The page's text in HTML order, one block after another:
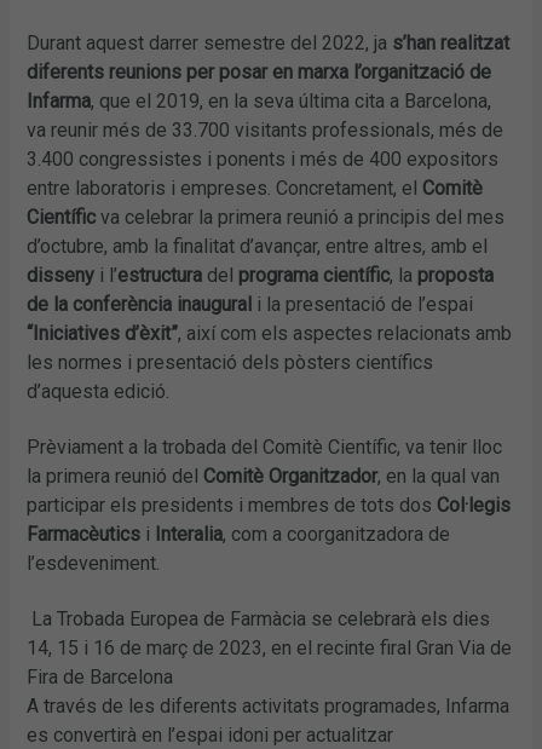
Durant aquest darrer semestre del 2022, ja s’han realitzat
diferents reunions per posar en marxa l’organització de
Infarma, que el 2019, en la seva última cita a Barcelona,
va reunir més de 33.700 visitants professionals, més de
3.400 congressistes i ponents i més de 400 expositors
entre laboratoris i empreses. Concretament, el Comitè
Científic va celebrar la primera reunió a principis del mes
d’octubre, amb la finalitat d’avançar, entre altres, amb el
disseny i l’estructura del programa científic, la proposta
de la conferència inaugural i la presentació de l’espai
“Iniciatives d’èxit”, així com els aspectes relacionats amb
les normes i presentació dels pòsters científics
d’aquesta edició.
Prèviament a la trobada del Comitè Científic, va tenir lloc
la primera reunió del Comitè Organitzador, en la qual van
participar els presidents i membres de tots dos Col·legis
Farmacèutics i Interalia, com a coorganitzadora de
l’esdeveniment.
La Trobada Europea de Farmàcia se celebrarà els dies
14, 15 i 16 de març de 2023, en el recinte firal Gran Via de
Fira de Barcelona
A través de les diferents activitats programades, Infarma
es convertirà en l’espai idoni per actualitzar